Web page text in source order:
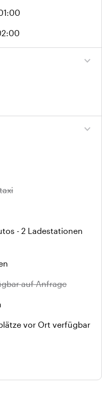
expand_more
expand_more
- 2 Ladestationen
auf Anfrage
vor Ort verfügbar